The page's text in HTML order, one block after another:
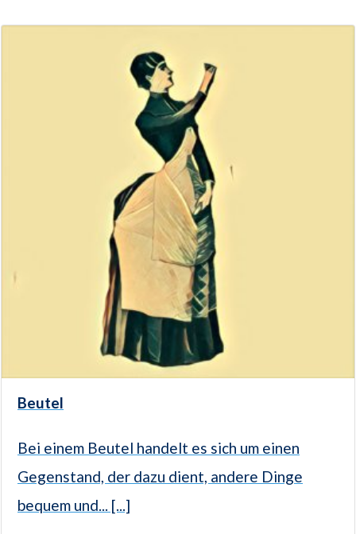
Beutel
Bei einem Beutel handelt es sich um einen
Gegenstand, der dazu dient, andere Dinge
bequem und... [...]